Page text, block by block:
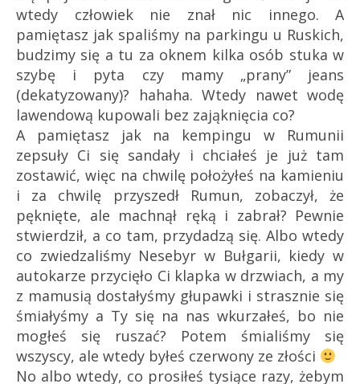
wtedy człowiek nie znał nic innego. A
pamiętasz jak spaliśmy na parkingu u Ruskich,
budzimy się a tu za oknem kilka osób stuka w
szybę i pyta czy mamy „prany” jeans
(dekatyzowany)? hahaha. Wtedy nawet wodę
lawendową kupowali bez zająknięcia co?
A pamiętasz jak na kempingu w Rumunii
zepsuły Ci się sandały i chciałeś je już tam
zostawić, więc na chwilę położyłeś na kamieniu
i za chwilę przyszedł Rumun, zobaczył, że
pęknięte, ale machnął ręką i zabrał? Pewnie
stwierdził, a co tam, przydadzą się. Albo wtedy
co zwiedzaliśmy Nesebyr w Bułgarii, kiedy w
autokarze przycięło Ci klapka w drzwiach, a my
z mamusią dostałyśmy głupawki i strasznie się
śmiałyśmy a Ty się na nas wkurzałeś, bo nie
mogłeś się ruszać? Potem śmialiśmy się
wszyscy, ale wtedy byłeś czerwony ze złości
No albo wtedy, co prosiłeś tysiące razy, żebym